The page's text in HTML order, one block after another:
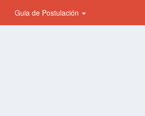
Guia de Postulación